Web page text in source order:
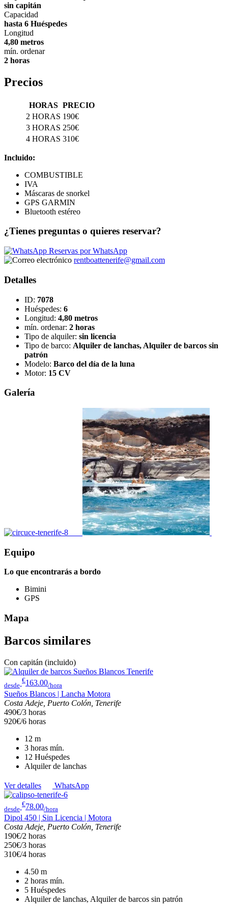
sin capitán
Capacidad
hasta 6 Huéspedes
Longitud
4,80 metros
mín. ordenar
2 horas
Precios
HORAS PRECIO
2 HORAS 190€
3 HORAS 250€
4 HORAS 310€
Incluido:
COMBUSTIBLE
IVA
Máscaras de snorkel
GPS GARMIN
Bluetooth estéreo
¿Tienes preguntas o quieres reservar?
Reservas por WhatsApp
rentboattenerife@gmail.com
Detalles
ID: 7078
Huéspedes: 6
Longitud: 4,80 metros
mín. ordenar: 2 horas
Tipo de alquiler: sin licencia
Tipo de barco: Alquiler de lanchas, Alquiler de barcos sin
patrón
Modelo: Barco del día de la luna
Motor: 15 CV
Galería
Equipo
Lo que encontrarás a bordo
Bimini
GPS
Mapa
Barcos similares
Con capitán (incluido)
desde
€163.00/hora
Sueños Blancos | Lancha Motora
Costa Adeje, Puerto Colón, Tenerife
490€/3 horas
920€/6 horas
12 m
3 horas mín.
12 Huéspedes
Alquiler de lanchas
Ver detalles WhatsApp
desde
€78.00/hora
Dipol 450 | Sin Licencia | Motora
Costa Adeje, Puerto Colón, Tenerife
190€/2 horas
250€/3 horas
310€/4 horas
4.50 m
2 horas mín.
5 Huéspedes
Alquiler de lanchas, Alquiler de barcos sin patrón